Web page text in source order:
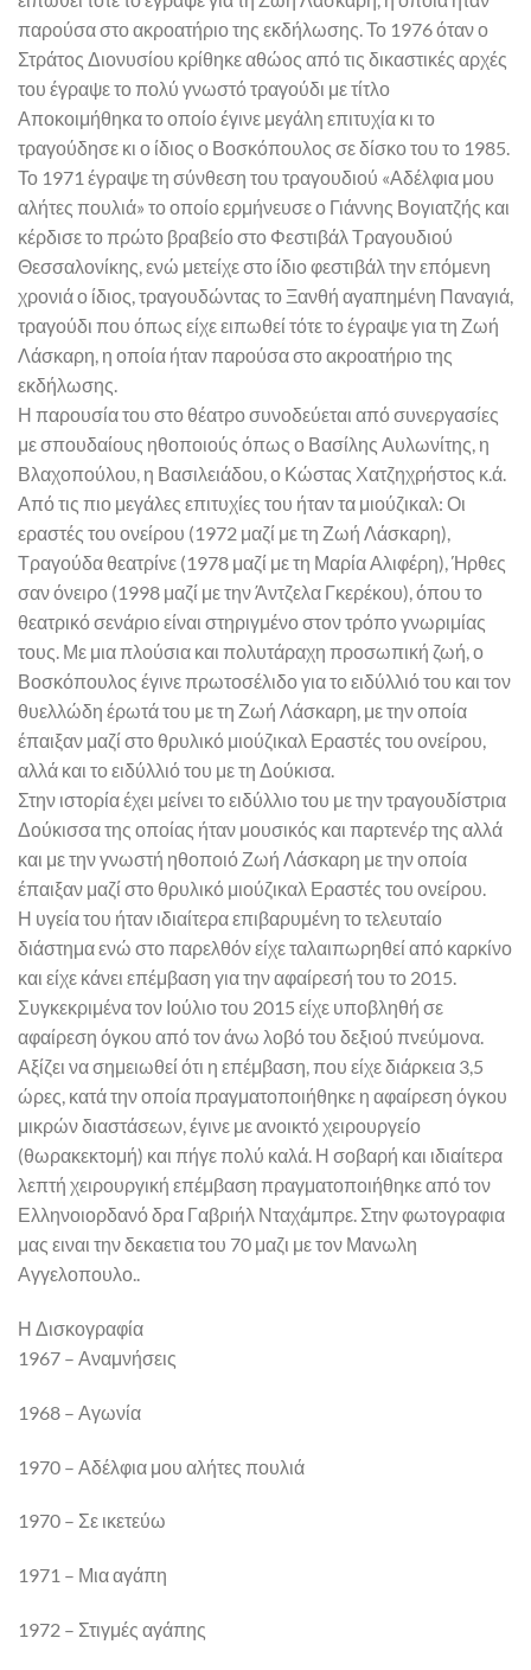
παρούσα στο ακροατήριο της εκδήλωσης. Το 1976 όταν ο
Στράτος Διονυσίου κρίθηκε αθώος από τις δικαστικές αρχές
του έγραψε το πολύ γνωστό τραγούδι με τίτλο
Αποκοιμήθηκα το οποίο έγινε μεγάλη επιτυχία κι το
τραγούδησε κι ο ίδιος ο Βοσκόπουλος σε δίσκο του το 1985.
Το 1971 έγραψε τη σύνθεση του τραγουδιού «Αδέλφια μου
αλήτες πουλιά» το οποίο ερμήνευσε ο Γιάννης Βογιατζής και
κέρδισε το πρώτο βραβείο στο Φεστιβάλ Τραγουδιού
Θεσσαλονίκης, ενώ μετείχε στο ίδιο φεστιβάλ την επόμενη
χρονιά ο ίδιος, τραγουδώντας το Ξανθή αγαπημένη Παναγιά,
τραγούδι που όπως είχε ειπωθεί τότε το έγραψε για τη Ζωή
Λάσκαρη, η οποία ήταν παρούσα στο ακροατήριο της
εκδήλωσης.
Η παρουσία του στο θέατρο συνοδεύεται από συνεργασίες
με σπουδαίους ηθοποιούς όπως ο Βασίλης Αυλωνίτης, η
Βλαχοπούλου, η Βασιλειάδου, ο Κώστας Χατζηχρήστος κ.ά.
Από τις πιο μεγάλες επιτυχίες του ήταν τα μιούζικαλ: Οι
εραστές του ονείρου (1972 μαζί με τη Ζωή Λάσκαρη),
Τραγούδα θεατρίνε (1978 μαζί με τη Μαρία Αλιφέρη), Ήρθες
σαν όνειρο (1998 μαζί με την Άντζελα Γκερέκου), όπου το
θεατρικό σενάριο είναι στηριγμένο στον τρόπο γνωριμίας
τους. Με μια πλούσια και πολυτάραχη προσωπική ζωή, ο
Βοσκόπουλος έγινε πρωτοσέλιδο για το ειδύλλιό του και τον
θυελλώδη έρωτά του με τη Ζωή Λάσκαρη, με την οποία
έπαιξαν μαζί στο θρυλικό μιούζικαλ Εραστές του ονείρου,
αλλά και το ειδύλλιό του με τη Δούκισα.
Στην ιστορία έχει μείνει το ειδύλλιο του με την τραγουδίστρια
Δούκισσα της οποίας ήταν μουσικός και παρτενέρ της αλλά
και με την γνωστή ηθοποιό Ζωή Λάσκαρη με την οποία
έπαιξαν μαζί στο θρυλικό μιούζικαλ Εραστές του ονείρου.
Η υγεία του ήταν ιδιαίτερα επιβαρυμένη το τελευταίο
διάστημα ενώ στο παρελθόν είχε ταλαιπωρηθεί από καρκίνο
και είχε κάνει επέμβαση για την αφαίρεσή του το 2015.
Συγκεκριμένα τον Ιούλιο του 2015 είχε υποβληθή σε
αφαίρεση όγκου από τον άνω λοβό του δεξιού πνεύμονα.
Αξίζει να σημειωθεί ότι η επέμβαση, που είχε διάρκεια 3,5
ώρες, κατά την οποία πραγματοποιήθηκε η αφαίρεση όγκου
μικρών διαστάσεων, έγινε με ανοικτό χειρουργείο
(θωρακεκτομή) και πήγε πολύ καλά. Η σοβαρή και ιδιαίτερα
λεπτή χειρουργική επέμβαση πραγματοποιήθηκε από τον
Ελληνοιορδανό δρα Γαβριήλ Νταχάμπρε. Στην φωτογραφια
μας ειναι την δεκαετια του 70 μαζι με τον Μανωλη
Αγγελοπουλο..
Η Δισκογραφία
1967 – Αναμνήσεις
1968 – Αγωνία
1970 – Αδέλφια μου αλήτες πουλιά
1970 – Σε ικετεύω
1971 – Μια αγάπη
1972 – Στιγμές αγάπης